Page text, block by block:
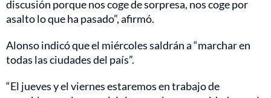
discusión porque nos coge de sorpresa, nos coge por
asalto lo que ha pasado”, afirmó.
Alonso indicó que el miércoles saldrán a “marchar en
todas las ciudades del país”.
“El jueves y el viernes estaremos en trabajo de